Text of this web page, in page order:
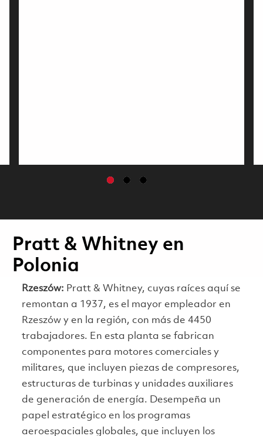
Pratt & Whitney en
Polonia
Rzeszów: Pratt & Whitney, cuyas raíces aquí se
remontan a 1937, es el mayor empleador en
Rzeszów y en la región, con más de 4450
trabajadores. En esta planta se fabrican
componentes para motores comerciales y
militares, que incluyen piezas de compresores,
estructuras de turbinas y unidades auxiliares
de generación de energía. Desempeña un
papel estratégico en los programas
aeroespaciales globales, que incluyen los